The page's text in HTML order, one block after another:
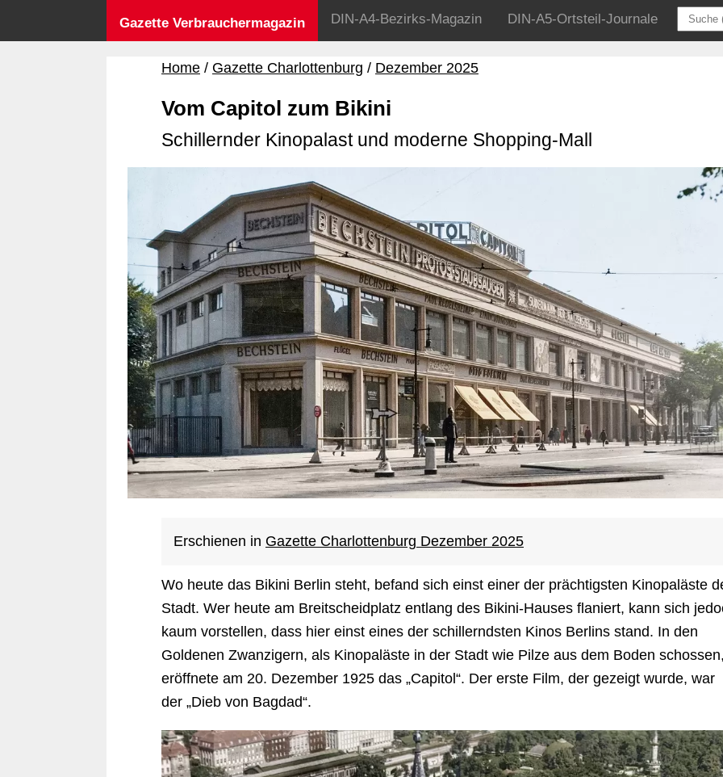
Gazette Verbrauchermagazin DIN-A4-Bezirks-Magazin DIN-A5-Ortsteil-Journale
Home Gazette Charlottenburg Dezember 2025
Vom Capitol zum Bikini
Schillernder Kinopalast und moderne Shopping-Mall
Erschienen in Gazette Charlottenburg Dezember 2025
Wo heute das Bikini Berlin steht, befand sich einst einer der prächtigsten Kinopaläste
Stadt. Wer heute am Breitscheidplatz entlang des Bikini-Hauses flaniert, kann sich
kaum vorstellen, dass hier einst eines der schillerndsten Kinos Berlins stand. In den
Goldenen Zwanzigern, als Kinopaläste in der Stadt wie Pilze aus dem Boden
eröffnete am 20. Dezember 1925 das „Capitol“. Der erste Film, der gezeigt wurde, war
der „Dieb von Bagdad“.